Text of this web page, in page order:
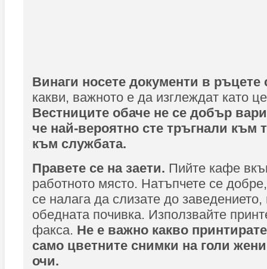
Винаги носете документи в ръцете
какви, важното е да изглеждат като
Вестниците обаче не се добър
че най-вероятно сте тръгнали към
към службата.
Правете се на заети. Пийте кафе
работното място. Натъпчете се
се налага да слизате до
обедната почивка. Използвайте
факса. Не е важно какво
само цветните снимки на голи
очи.